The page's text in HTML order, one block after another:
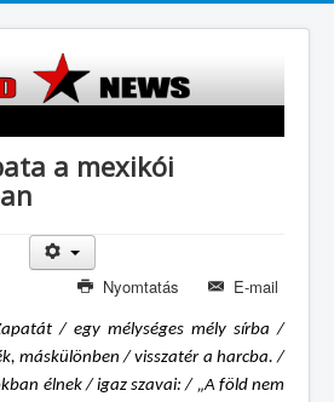
a mexikói
Nyomtatás E-mail
/ egy mélységes mély sírba /
máskülönben / visszatér a harcba. /
élnek / igaz szavai: / „A föld nem